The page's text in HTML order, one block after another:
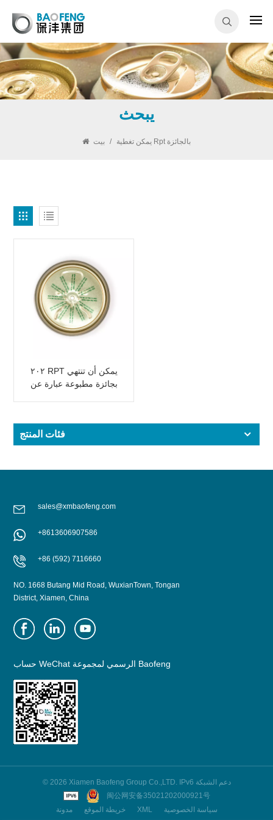
يبحث
/ يمكن تغطية Rpt بالجائزة
٢٠٢ RPT يمكن أن تنتهي
بجائزة مطبوعة عبارة عن
فئات المنتج
sales@xmbaofeng.com
+8613606907586
+86 (592) 7116660
NO. 1668 Butang Mid Road, WuxianTown, Tongan
District, Xiamen, China
حساب WeChat الرسمي لمجموعة Baofeng
© 2026 Xiamen Baofeng Group Co.,LTD. IPv6 دعم الشبكة
闽公网安备35021202000921号
مدونة
خريطة الموقع XML سياسة الخصوصية